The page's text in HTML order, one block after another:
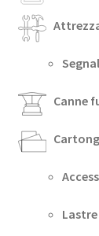
Canne